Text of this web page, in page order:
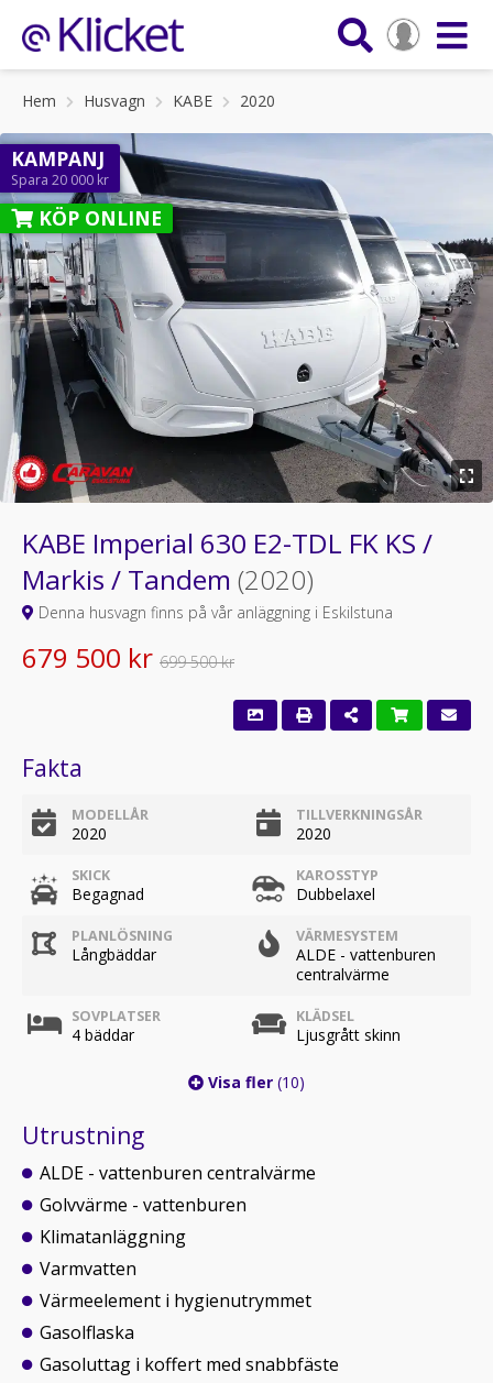
Hem Husvagn KABE 2020
KAMPANJ
Spara 20 000 kr
KÖP ONLINE
KABE Imperial 630 E2-TDL FK KS /
Markis / Tandem (2020)
Denna husvagn finns på vår anläggning i Eskilstuna
679 500 kr 699 500 kr
Fakta
MODELLÅR
2020
TILLVERKNINGSÅR
2020
SKICK
Begagnad
KAROSSTYP
Dubbelaxel
PLANLÖSNING
Långbäddar
VÄRMESYSTEM
ALDE - vattenburen
centralvärme
SOVPLATSER
4 bäddar
KLÄDSEL
Ljusgrått skinn
Visa fler (10)
Utrustning
ALDE - vattenburen centralvärme
Golvvärme - vattenburen
Klimatanläggning
Varmvatten
Värmeelement i hygienutrymmet
Gasolflaska
Gasoluttag i koffert med snabbfäste